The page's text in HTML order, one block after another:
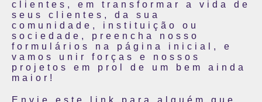
clientes, em transformar a vida de
seus clientes, da sua
comunidade, instituição ou
sociedade, preencha nosso
formulários na página inicial, e
vamos unir forças e nossos
projetos em prol de um bem ainda
maior!
Envie este link para alguém que